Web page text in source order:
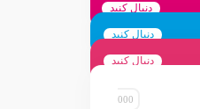
دنبال کنید
دنبال کنید
دنبال کنید